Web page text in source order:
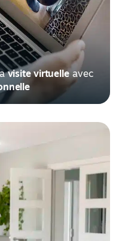
visite virtuelleavec